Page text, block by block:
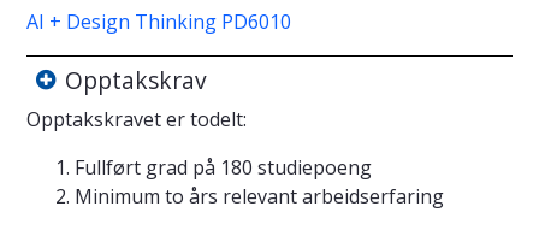
AI + Design Thinking PD6010
Opptakskrav
Opptakskravet er todelt:
Fullført grad på 180 studiepoeng
Minimum to års relevant arbeidserfaring